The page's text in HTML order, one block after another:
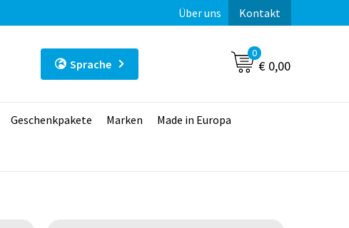
Über uns Kontakt
Sprache
0
€ 0,00
Geschenkpakete Marken Made in Europa